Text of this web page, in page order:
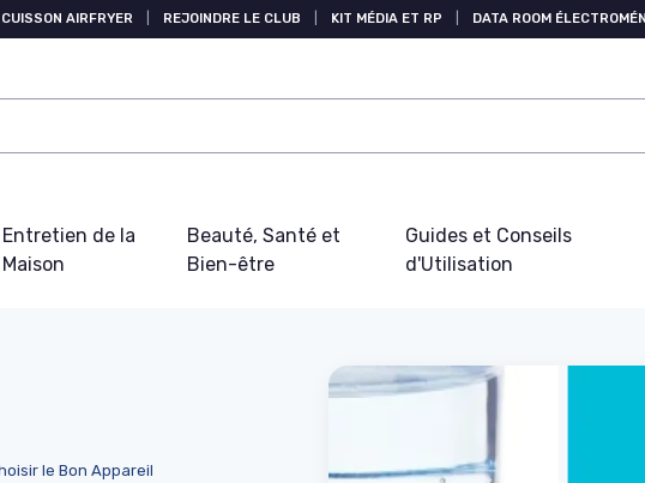
AIRFRYER REJOINDRE LE CLUB KIT MÉDIA ET RP DATA ROOM
Entretien de la
Maison
Beauté, Santé et
Bien-être
Guides et Conseils
d'Utilisation
le Bon Appareil